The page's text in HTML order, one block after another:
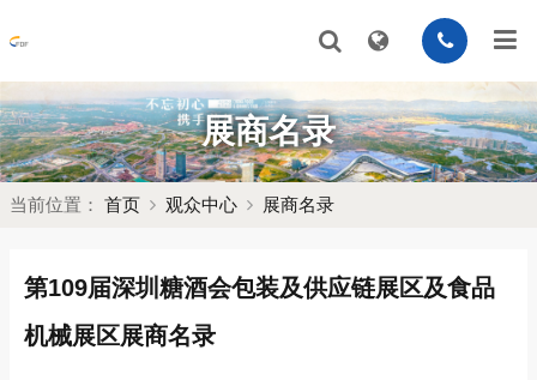
展商名录
当前位置： 首页 观众中心 展商名录
第109届深圳糖酒会包装及供应链展区及食品
机械展区展商名录